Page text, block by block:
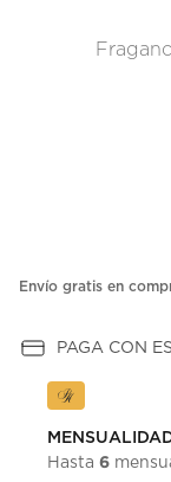
Envío gratis en
PAGA CON
Hasta 6